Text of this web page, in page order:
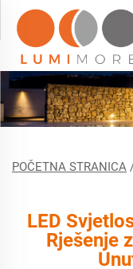
POČETNA STRANICA
LED
Rješenje